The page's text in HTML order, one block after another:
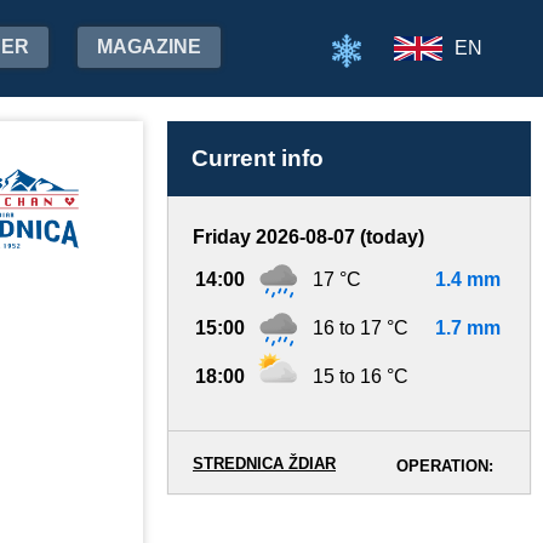
MAGAZINE EN
Current info
Friday 2026-08-07 (today)
14:00 17 °C 1.4 mm
15:00 16 to 17 °C 1.7 mm
18:00 15 to 16 °C
OPERATION:
STREDNICA ŽDIAR